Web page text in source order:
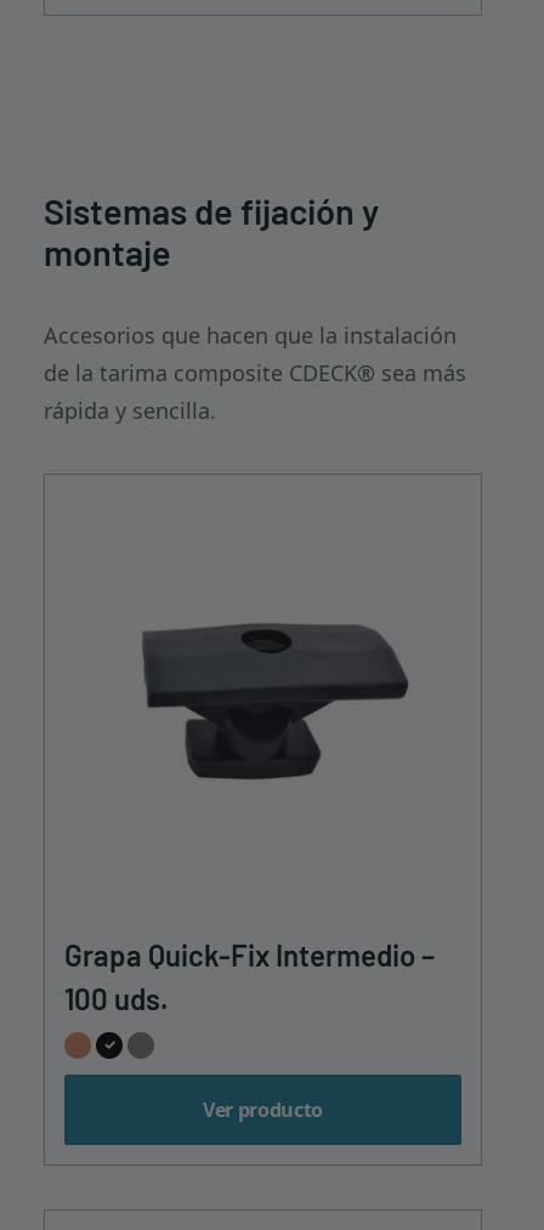
Sistemas de fijación y
montaje
Accesorios que hacen que la instalación
de la tarima composite CDECK® sea más
rápida y sencilla.
Grapa Quick-Fix Intermedio –
100 uds.
Ver producto